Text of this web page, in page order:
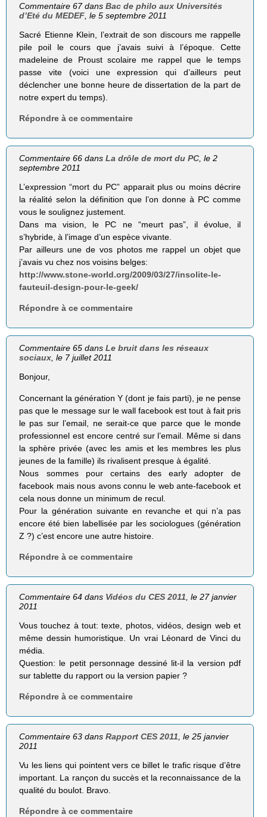
Commentaire 67 dansBac de philo aux Universités
d’Eté du MEDEF , le 5 septembre 2011
Sacré Etienne Klein, l’extrait de son discours me rappelle
pile poil le cours que j’avais suivi à l’époque. Cette
madeleine de Proust scolaire me rappel que le temps
passe vite (voici une expression qui d’ailleurs peut
déclencher une bonne heure de dissertation de la part de
notre expert du temps).
Répondre à ce commentaire
Commentaire 66 dansLa drôle de mort du PC , le 2
septembre 2011
L’expression “mort du PC” apparait plus ou moins décrire
la réalité selon la définition que l’on donne à PC comme
vous le soulignez justement.
Dans ma vision, le PC ne “meurt pas”, il évolue, il
s’hybride, à l’image d’un espèce vivante.
Par ailleurs une de vos photos me rappel un objet que
j’avais vu chez nos voisins belges:
http://www.stone-world.org/2009/03/27/insolite-le-
fauteuil-design-pour-le-geek/
Répondre à ce commentaire
Commentaire 65 dansLe bruit dans les réseaux
sociaux, le 7 juillet 2011
Bonjour,
Concernant la génération Y (dont je fais parti), je ne pense
pas que le message sur le wall facebook est tout à fait pris
le pas sur l’email, ne serait-ce que parce que le monde
professionnel est encore centré sur l’email. Même si dans
la sphère privée (avec les amis et les membres les plus
jeunes de la famille) ils rivalisent presque à égalité.
Nous sommes pour certains des early adopter de
facebook mais nous avons connu le web ante-facebook et
cela nous donne un minimum de recul.
Pour la génération suivante en revanche et qui n’a pas
encore été bien labellisée par les sociologues (génération
Z ?) c’est encore une autre histoire.
Répondre à ce commentaire
Commentaire 64 dans Vidéos du CES 2011 , le 27 janvier
2011
Vous touchez à tout: texte, photos, vidéos, design web et
même dessin humoristique. Un vrai Léonard de Vinci du
média.
Question: le petit personnage dessiné lit-il la version pdf
sur tablette du rapport ou la version papier ?
Répondre à ce commentaire
Commentaire 63 dansRapport CES 2011 , le 25 janvier
2011
Vu les liens qui pointent vers ce billet le trafic risque d’être
important. La rançon du succès et la reconnaissance de la
qualité du boulot. Bravo.
Répondre à ce commentaire